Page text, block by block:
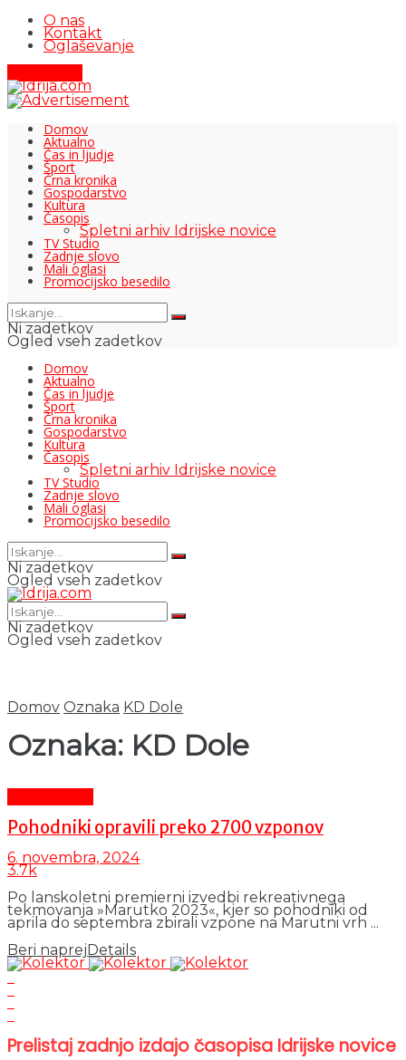
O nas
Kontakt
Oglaševanje
Domov
Aktualno
Čas in ljudje
Šport
Črna kronika
Gospodarstvo
Kultura
Časopis
Spletni arhiv Idrijske novice
TV Studio
Zadnje slovo
Mali oglasi
Promocijsko besedilo
Ni zadetkov
Ogled vseh zadetkov
Domov
Aktualno
Čas in ljudje
Šport
Črna kronika
Gospodarstvo
Kultura
Časopis
Spletni arhiv Idrijske novice
TV Studio
Zadnje slovo
Mali oglasi
Promocijsko besedilo
Ni zadetkov
Ogled vseh zadetkov
Ni zadetkov
Ogled vseh zadetkov
Domov Oznaka KD Dole
Oznaka: KD Dole
Pohodniki opravili preko 2700 vzponov
6. novembra, 2024
3.7k
Po lanskoletni premierni izvedbi rekreativnega
tekmovanja »Marutko 2023«, kjer so pohodniki od
aprila do septembra zbirali vzpone na Marutni vrh ...
Beri naprej Details
Prelistaj zadnjo izdajo časopisa Idrijske novice